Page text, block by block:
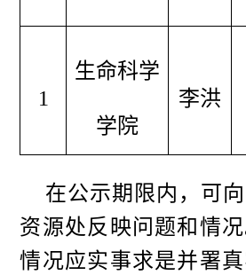
1
生命科学
学院
李洪
在公示期限内，可向
资源处反映问题和情
情况应实事求是并署